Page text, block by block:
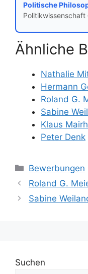
Politische
Ähnliche
Nathalie
Hermann
Roland G.
Sabine
Klaus
Peter Denk
Kategorien
Bewerbungen
Roland G.
Sabine
Suchen